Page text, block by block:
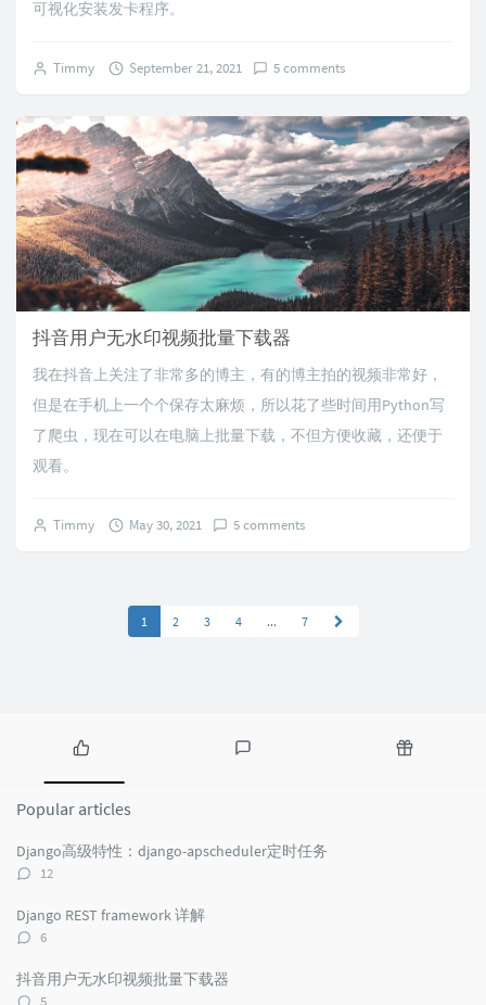
可视化安装发卡程序。
Timmy September 21, 2021 5 comments
抖音用户无水印视频批量下载器
我在抖音上关注了非常多的博主，有的博主拍的视频非常好，
但是在手机上一个个保存太麻烦，所以花了些时间用Python写
了爬虫，现在可以在电脑上批量下载，不但方便收藏，还便于
观看。
Timmy May 30, 2021 5 comments
1 2 3 4 ... 7
Popular
articles
Popular articles
Django高级特性：django-apscheduler定时任务
评
数：
12
Django REST framework 详解
评
数：
6
抖音用户无水印视频批量下载器
评
5